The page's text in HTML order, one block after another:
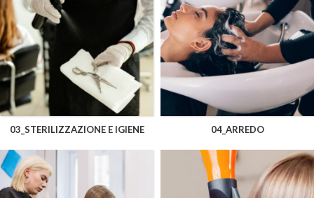
03_STERILIZZAZIONE E IGIENE 04_ARREDO